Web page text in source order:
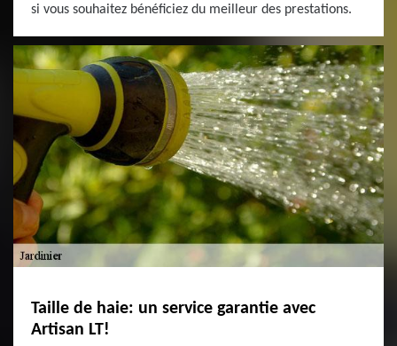
si vous souhaitez bénéficiez du meilleur des prestations.
Taille de haie: un service garantie avec
Artisan LT!